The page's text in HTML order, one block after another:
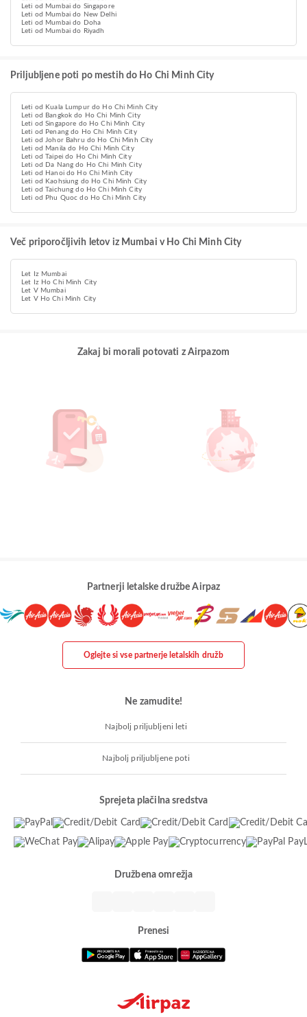
Leti od Mumbai do Singapore
Leti od Mumbai do New Delhi
Leti od Mumbai do Doha
Leti od Mumbai do Riyadh
Priljubljene poti po mestih do Ho Chi Minh City
Leti od Kuala Lumpur do Ho Chi Minh City
Leti od Bangkok do Ho Chi Minh City
Leti od Singapore do Ho Chi Minh City
Leti od Penang do Ho Chi Minh City
Leti od Johor Bahru do Ho Chi Minh City
Leti od Manila do Ho Chi Minh City
Leti od Taipei do Ho Chi Minh City
Leti od Da Nang do Ho Chi Minh City
Leti od Hanoi do Ho Chi Minh City
Leti od Kaohsiung do Ho Chi Minh City
Leti od Taichung do Ho Chi Minh City
Leti od Phu Quoc do Ho Chi Minh City
Več priporočljivih letov iz Mumbai v Ho Chi Minh City
Let Iz Mumbai
Let Iz Ho Chi Minh City
Let V Mumbai
Let V Ho Chi Minh City
Zakaj bi morali potovati z Airpazom
Partnerji letalske družbe Airpaz
Oglejte si vse partnerje letalskih družb
Ne zamudite!
Najbolj priljubljeni leti
Najbolj priljubljene poti
Sprejeta plačilna sredstva
Družbena omrežja
Prenesi